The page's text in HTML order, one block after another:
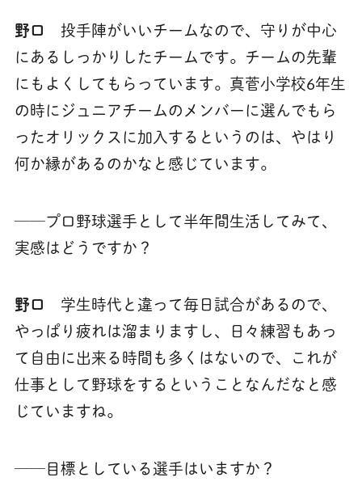
野口
投手陣がいいチームなので、守りが中心
にあるしっかりしたチームです。チームの先輩
にもよくしてもらっています。真菅小学校6年生
の時にジュニアチームのメンバーに選んでもら
ったオリックスに加入するというのは、やはり
何か縁があるのかなと感じています。
──プロ野球選手として半年間生活してみて、
実感はどうですか？
野口 学生時代と違って毎日試合があるので、
やっぱり疲れは溜まりますし、日々練習もあっ
て自由に出来る時間も多くはないので、これが
仕事として野球をするということなんだなと感
じていますね。
──目標としている選手はいますか？